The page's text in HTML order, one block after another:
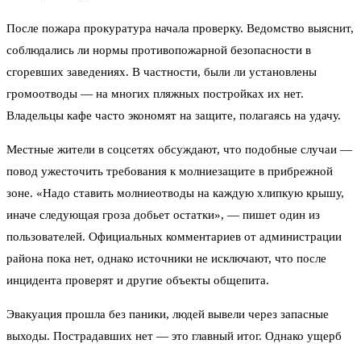
После пожара прокуратура начала проверку. Ведомство выяснит,
соблюдались ли нормы противопожарной безопасности в
сгоревших заведениях. В частности, были ли установлены
громоотводы — на многих пляжных постройках их нет.
Владельцы кафе часто экономят на защите, полагаясь на удачу.
Местные жители в соцсетях обсуждают, что подобные случаи —
повод ужесточить требования к молниезащите в прибрежной
зоне. «Надо ставить молниеотводы на каждую хлипкую крышу,
иначе следующая гроза добьет остатки», — пишет один из
пользователей. Официальных комментариев от администрации
района пока нет, однако источники не исключают, что после
инцидента проверят и другие объекты общепита.
Эвакуация прошла без паники, людей вывели через запасные
выходы. Пострадавших нет — это главный итог. Однако ущерб